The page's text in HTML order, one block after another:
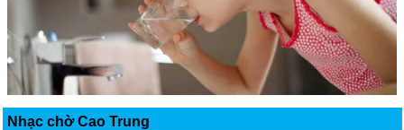
Nhạc chờ Cao Trung